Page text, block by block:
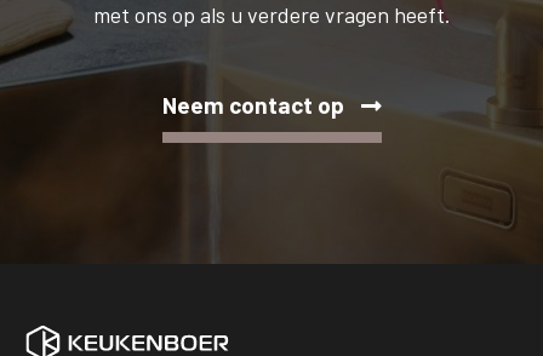
met ons op als u verdere vragen heeft.
Neem contact op